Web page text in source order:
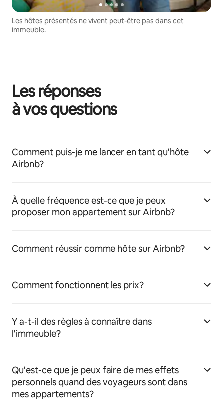
Les hôtes présentés ne vivent peut-être pas dans cet
immeuble.
Les réponses
à vos questions
Comment puis-je me lancer en tant qu'hôte
Airbnb?
À quelle fréquence est-ce que je peux
proposer mon appartement sur Airbnb?
Comment réussir comme hôte sur Airbnb?
Comment fonctionnent les prix?
Y a-t-il des règles à connaître dans
l'immeuble?
Qu'est-ce que je peux faire de mes effets
personnels quand des voyageurs sont dans
mes appartements?